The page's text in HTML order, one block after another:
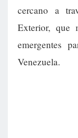
cercano a
Exterior, que
emergentes
Venezuela.